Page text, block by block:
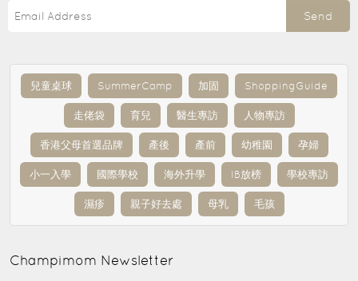
Send
兒童桌球 SummerCamp 加固 ShoppingGuide
走佬袋 育兒 醫生專訪 人物專訪
香港父母首選品牌 產後 產前 幼稚園 孕婦
小一入學 國際學校 海外升學 IB放榜 學校專訪
濕疹 親子好去處 母乳 毛孩
Champimom Newsletter